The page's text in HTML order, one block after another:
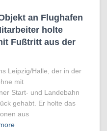
an Flughafen
holte
Fußtritt aus der
Leipzig/Halle, der in der
mit
Start- und Landebahn
gehabt. Er holte das
aus